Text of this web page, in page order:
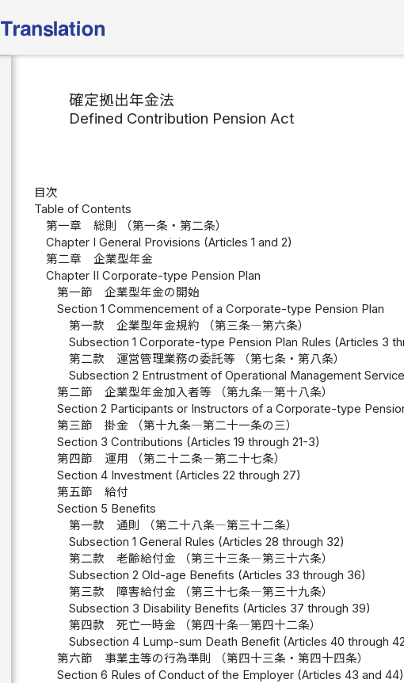
確定拠出年金法
Defined Contribution Pension Act
目次
Table of Contents
第一章 総則 （第一条・第二条）
Chapter I General Provisions (Articles 1 and 2)
第二章 企業型年金
Chapter II Corporate-type Pension Plan
第一節 企業型年金の開始
Section 1 Commencement of a Corporate-type Pension Plan
第一款 企業型年金規約 （第三条―第六条）
Subsection 1 Corporate-type Pension Plan Rules (Articles 3
第二款 運営管理業務の委託等 （第七条・第八条）
Subsection 2 Entrustment of Operational Management
第二節 企業型年金加入者等 （第九条―第十八条）
Section 2 Participants or Instructors of a Corporate-type
第三節 掛金 （第十九条―第二十一条の三）
Section 3 Contributions (Articles 19 through 21-3)
第四節 運用 （第二十二条―第二十七条）
Section 4 Investment (Articles 22 through 27)
第五節 給付
Section 5 Benefits
第一款 通則 （第二十八条―第三十二条）
Subsection 1 General Rules (Articles 28 through 32)
第二款 老齢給付金 （第三十三条―第三十六条）
Subsection 2 Old-age Benefits (Articles 33 through 36)
第三款 障害給付金 （第三十七条―第三十九条）
Subsection 3 Disability Benefits (Articles 37 through 39)
第四款 死亡一時金 （第四十条―第四十二条）
Subsection 4 Lump-sum Death Benefit (Articles 40 through
第六節 事業主等の行為準則 （第四十三条・第四十四条）
Section 6 Rules of Conduct of the Employer (Articles 43 and 44)